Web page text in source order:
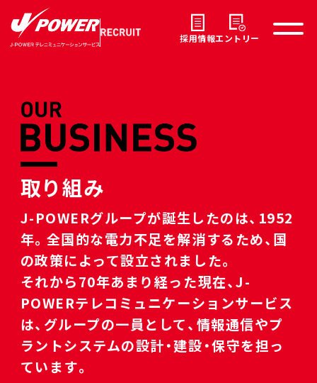
採用情報エントリー
取り組み
J-POWERグループが誕生したのは、1952
年。全国的な電力不足を解消するため、国
の政策によって設立されました。
それから70年あまり経った現在、J-
POWERテレコミュニケーションサービス
は、グループの一員として、情報通信やプ
ラントシステムの設計・建設・保守を担っ
ています。